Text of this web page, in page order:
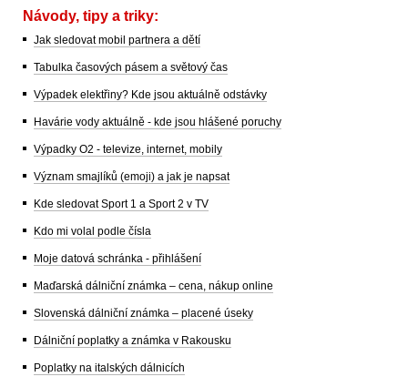
Návody, tipy a triky:
Jak sledovat mobil partnera a dětí
Tabulka časových pásem a světový čas
Výpadek elektřiny? Kde jsou aktuálně odstávky
Havárie vody aktuálně - kde jsou hlášené poruchy
Výpadky O2 - televize, internet, mobily
Význam smajlíků (emoji) a jak je napsat
Kde sledovat Sport 1 a Sport 2 v TV
Kdo mi volal podle čísla
Moje datová schránka - přihlášení
Maďarská dálniční známka – cena, nákup online
Slovenská dálniční známka – placené úseky
Dálniční poplatky a známka v Rakousku
Poplatky na italských dálnicích